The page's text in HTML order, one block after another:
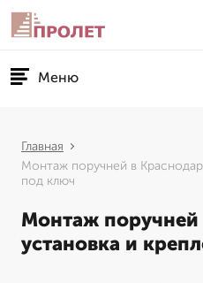
Меню
Главная
Монтаж поручней в
под ключ
Монтаж
установка и